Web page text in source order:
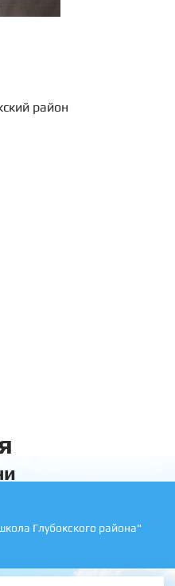
район
Глубокского района"